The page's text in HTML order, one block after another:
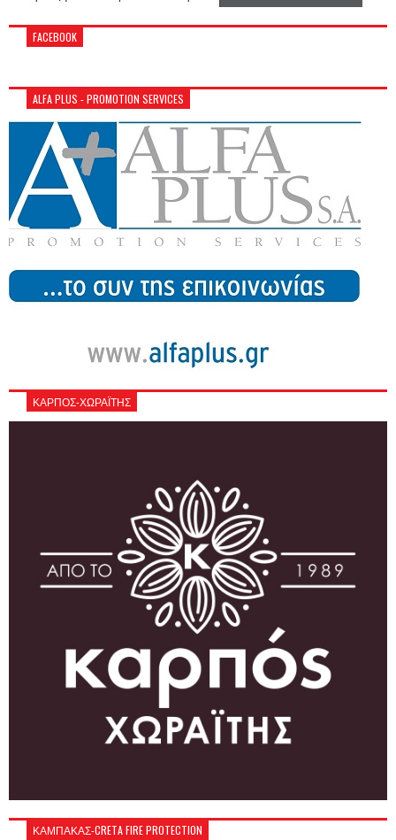
FACEBOOK
ALFA PLUS - PROMOTION SERVICES
ΚΑΡΠΟΣ-ΧΩΡΑΪΤΗΣ
ΚΑΜΠΑΚΑΣ-CRETA FIRE PROTECTION